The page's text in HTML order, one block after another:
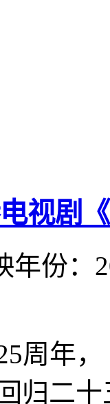
视剧
年份：
周年
归二